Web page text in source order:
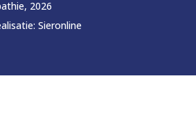
2026
Sieronline